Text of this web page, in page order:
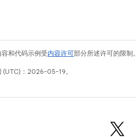
和代码示例受内容许可部分所述许可的限制
(UTC)：2026-05-19。